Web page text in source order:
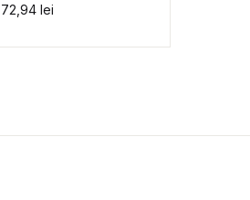
72,94lei